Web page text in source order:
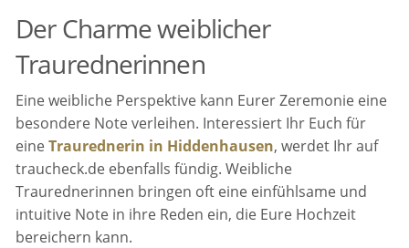
Der Charme weiblicher
Traurednerinnen
Eine weibliche Perspektive kann Eurer Zeremonie eine
besondere Note verleihen. Interessiert Ihr Euch für
eineTraurednerin in Hiddenhausen, werdet Ihr auf
traucheck.de ebenfalls fündig. Weibliche
Traurednerinnen bringen oft eine einfühlsame und
intuitive Note in ihre Reden ein, die Eure Hochzeit
bereichern kann.